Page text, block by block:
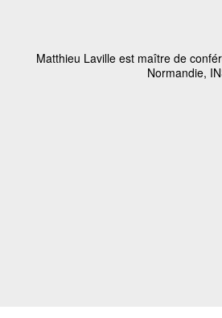
Matthieu Laville est maître de
Normandie,